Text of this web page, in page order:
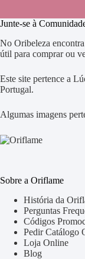
Junte-se à
No Oribeleza
útil para comprar ou
Este site pertence a
Portugal.
Algumas imagens
Sobre a Oriflame
História da
Perguntas
Códigos
Pedir Catálogo
Loja Online
Blog